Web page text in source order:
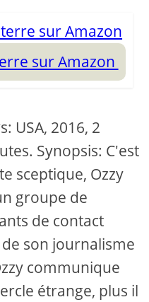
sur Amazon
USA, 2016, 2
Synopsis: C'est
sceptique, Ozzy
groupe de
de contact
son journalisme
communique
étrange, plus il